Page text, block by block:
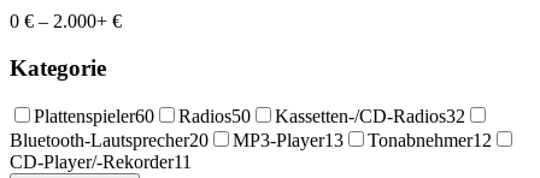
0 € – 2.000+ €
Kategorie
Plattenspieler60 Radios50 Kassetten-/CD-Radios32
Bluetooth-Lautsprecher20 MP3-Player13 Tonabnehmer12
CD-Player/-Rekorder11